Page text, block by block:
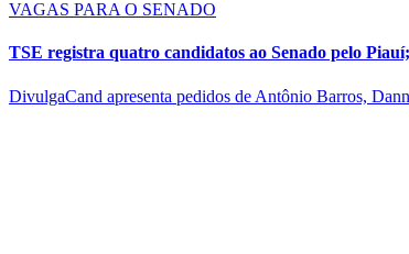
VAGAS PARA O SENADO
TSE registra quatro candidatos ao Senado pelo
DivulgaCand apresenta pedidos de Antônio Barros,